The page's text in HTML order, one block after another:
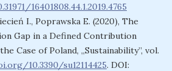
16401808.44.1.2019.4765
I., Poprawska E. (2020), The
Gap in a Defined Contribution
Case of Poland, „Sustainability”, vol.
10.3390/su12114425. DOI: